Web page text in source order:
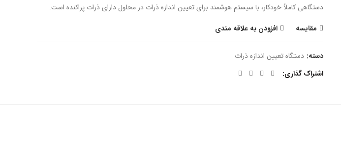
دستگاهی کاملاً خودکار، با سیستم هوشمند برای تعیین اندازه ذرات در محلول دارای ذرات پراکنده است.
مقایسه
افزودن به علاقه مندی
دسته: دستگاه تعیین اندازه ذرات
اشتراک گذاری